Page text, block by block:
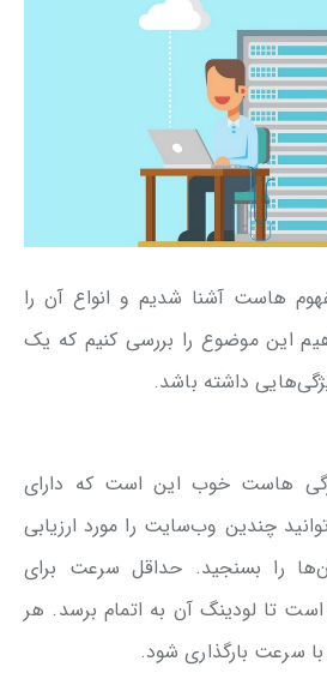
هاست آشنا شدیم و انواع آن را
این موضوع را بررسی کنیم که یک
داشته باشد.
هاست خوب این است که دارای
چندین وب‌سایت را مورد ارزیابی
را بسنجید. حداقل سرعت برای
بارگذاری سایت، 2 تا 5 است تا لودینگ آن به اتمام برسد. هر
سرعت بارگذاری شود.